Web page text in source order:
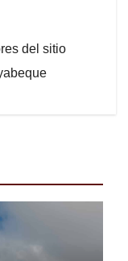
del sitio